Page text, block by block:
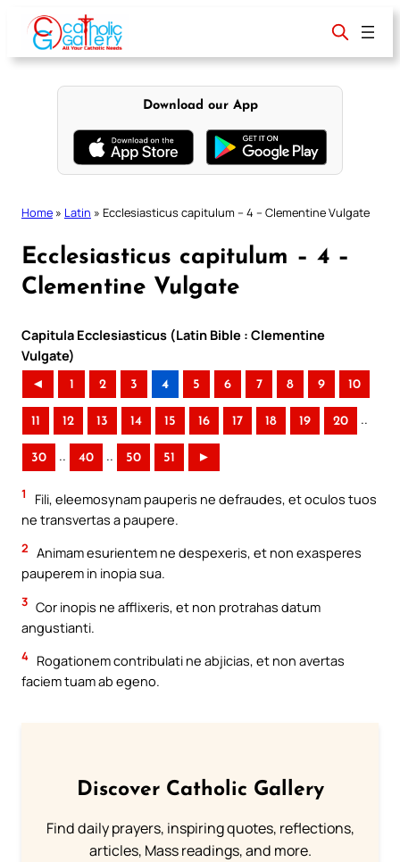
content
Download our App
Home » Latin » Ecclesiasticus capitulum – 4 – Clementine Vulgate
Ecclesiasticus capitulum – 4 –
Clementine Vulgate
Capitula Ecclesiasticus (Latin Bible : Clementine
Vulgate)
◄ 1 2 3 4 5 6 7 8 9 10
11 12 13 14 15 16 17 18 19 20 ..
30 .. 40 .. 50 51 ►
1
Fili, eleemosynam pauperis ne defraudes, et oculos tuos
ne transvertas a paupere.
2 Animam esurientem ne despexeris, et non exasperes
pauperem in inopia sua.
3 Cor inopis ne afflixeris, et non protrahas datum
angustianti.
4 Rogationem contribulati ne abjicias, et non avertas
faciem tuam ab egeno.
Discover Catholic Gallery
Find daily prayers, inspiring quotes, reflections,
articles, Mass readings, and more.